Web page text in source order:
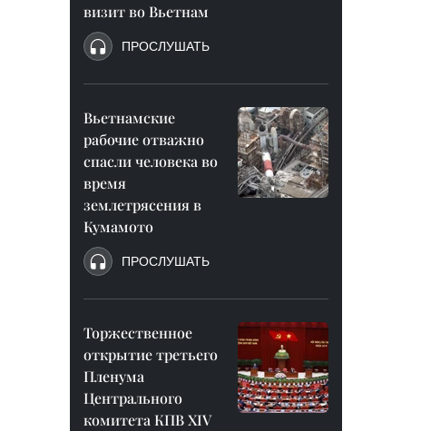
визит во Вьетнам
ПРОСЛУШАТЬ
Вьетнамские
рабочие отважно
спасли человека во
время
землетрясения в
Кумамото
ПРОСЛУШАТЬ
Торжественное
открытие третьего
Пленума
Центрального
комитета КПВ XIV